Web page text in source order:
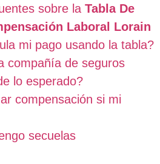
sobre la Tabla De
Laboral Lorain
mi pago usando la tabla?
compañía de seguros
lo esperado?
compensación si mi
secuelas